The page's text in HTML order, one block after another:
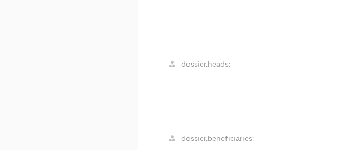
dossier.heads:
dossier.beneficiaries: